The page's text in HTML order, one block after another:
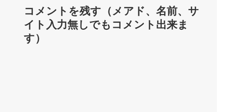
コメントを残す（メアド、名前、サ
イト入力無しでもコメント出来ま
す）